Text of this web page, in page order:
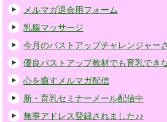
メルマガ退会用フォーム
乳腺マッサージ
今月のバストアップチャレンジャー
優良バストアップ教材でも育乳でき
心を癒すメルマガ配信
新・育乳セミナーメール配信中
無事アドレス登録されました♪♪